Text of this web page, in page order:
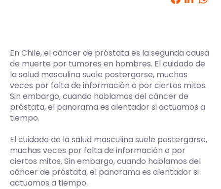
En Chile, el cáncer de próstata es la segunda causa
de muerte por tumores en hombres. El cuidado de
la salud masculina suele postergarse, muchas
veces por falta de información o por ciertos mitos.
Sin embargo, cuando hablamos del cáncer de
próstata, el panorama es alentador si actuamos a
tiempo.
El cuidado de la salud masculina suele postergarse,
muchas veces por falta de información o por
ciertos mitos. Sin embargo, cuando hablamos del
cáncer de próstata, el panorama es alentador si
actuamos a tiempo.